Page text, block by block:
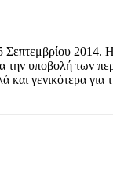
5 Σεπτεμβρίου
την υποβολή
γενικότερα